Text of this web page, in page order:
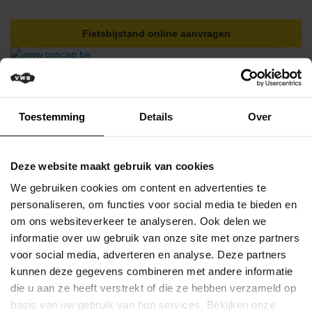
Toestemming Details Over
Deze website maakt gebruik van cookies
We gebruiken cookies om content en advertenties te
personaliseren, om functies voor social media te bieden en
om ons websiteverkeer te analyseren. Ook delen we
informatie over uw gebruik van onze site met onze partners
voor social media, adverteren en analyse. Deze partners
kunnen deze gegevens combineren met andere informatie
die u aan ze heeft verstrekt of die ze hebben verzameld op
basis van uw gebruik van hun services. Bekijken onze
Media
&
Flandrienne
VWB
Nieuws
Actueel
Artikels
Veelgestelde
vragen
/
FAQ
Fietsbijstand online aanvragen
Nog geen lid bij de grootste
wielerbond van Vlaanderen?
SCHRIJF JEZELF EN JE
GEZIN DAN NU IN VOOR
SLECHTS €40/JAAR
nu inschrijven